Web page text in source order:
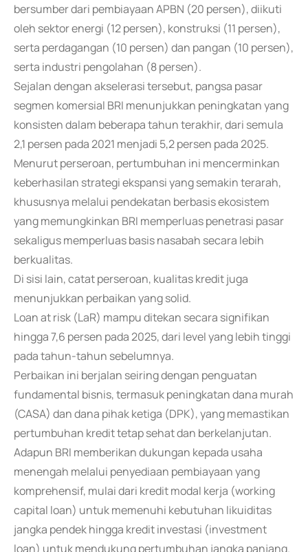
bersumber dari pembiayaan APBN (20 persen), diikuti
oleh sektor energi (12 persen), konstruksi (11 persen),
serta perdagangan (10 persen) dan pangan (10 persen),
serta industri pengolahan (8 persen).
Sejalan dengan akselerasi tersebut, pangsa pasar
segmen komersial BRI menunjukkan peningkatan yang
konsisten dalam beberapa tahun terakhir, dari semula
2,1 persen pada 2021 menjadi 5,2 persen pada 2025.
Menurut perseroan, pertumbuhan ini mencerminkan
keberhasilan strategi ekspansi yang semakin terarah,
khususnya melalui pendekatan berbasis ekosistem
yang memungkinkan BRI memperluas penetrasi pasar
sekaligus memperluas basis nasabah secara lebih
berkualitas.
Di sisi lain, catat perseroan, kualitas kredit juga
menunjukkan perbaikan yang solid.
Loan at risk (LaR) mampu ditekan secara signifikan
hingga 7,6 persen pada 2025, dari level yang lebih tinggi
pada tahun-tahun sebelumnya.
Perbaikan ini berjalan seiring dengan penguatan
fundamental bisnis, termasuk peningkatan dana murah
(CASA) dan dana pihak ketiga (DPK), yang memastikan
pertumbuhan kredit tetap sehat dan berkelanjutan.
Adapun BRI memberikan dukungan kepada usaha
menengah melalui penyediaan pembiayaan yang
komprehensif, mulai dari kredit modal kerja (working
capital loan) untuk memenuhi kebutuhan likuiditas
jangka pendek hingga kredit investasi (investment
loan) untuk mendukung pertumbuhan jangka panjang.